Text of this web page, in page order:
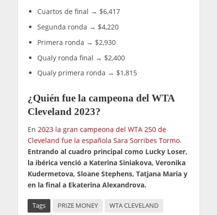
Cuartos de final → $6,417
Segunda ronda → $4,220
Primera ronda → $2,930
Qualy ronda final → $2,400
Qualy primera ronda → $1,815
¿Quién fue la campeona del WTA
Cleveland 2023?
En 2023 la gran campeona del WTA 250 de
Cleveland fue la española Sara Sorribes Tormo.
Entrando al cuadro principal como Lucky Loser,
la ibérica venció a Katerina Siniakova, Veronika
Kudermetova, Sloane Stephens, Tatjana Maria y
en la final a Ekaterina Alexandrova.
Tags PRIZE MONEY WTA CLEVELAND